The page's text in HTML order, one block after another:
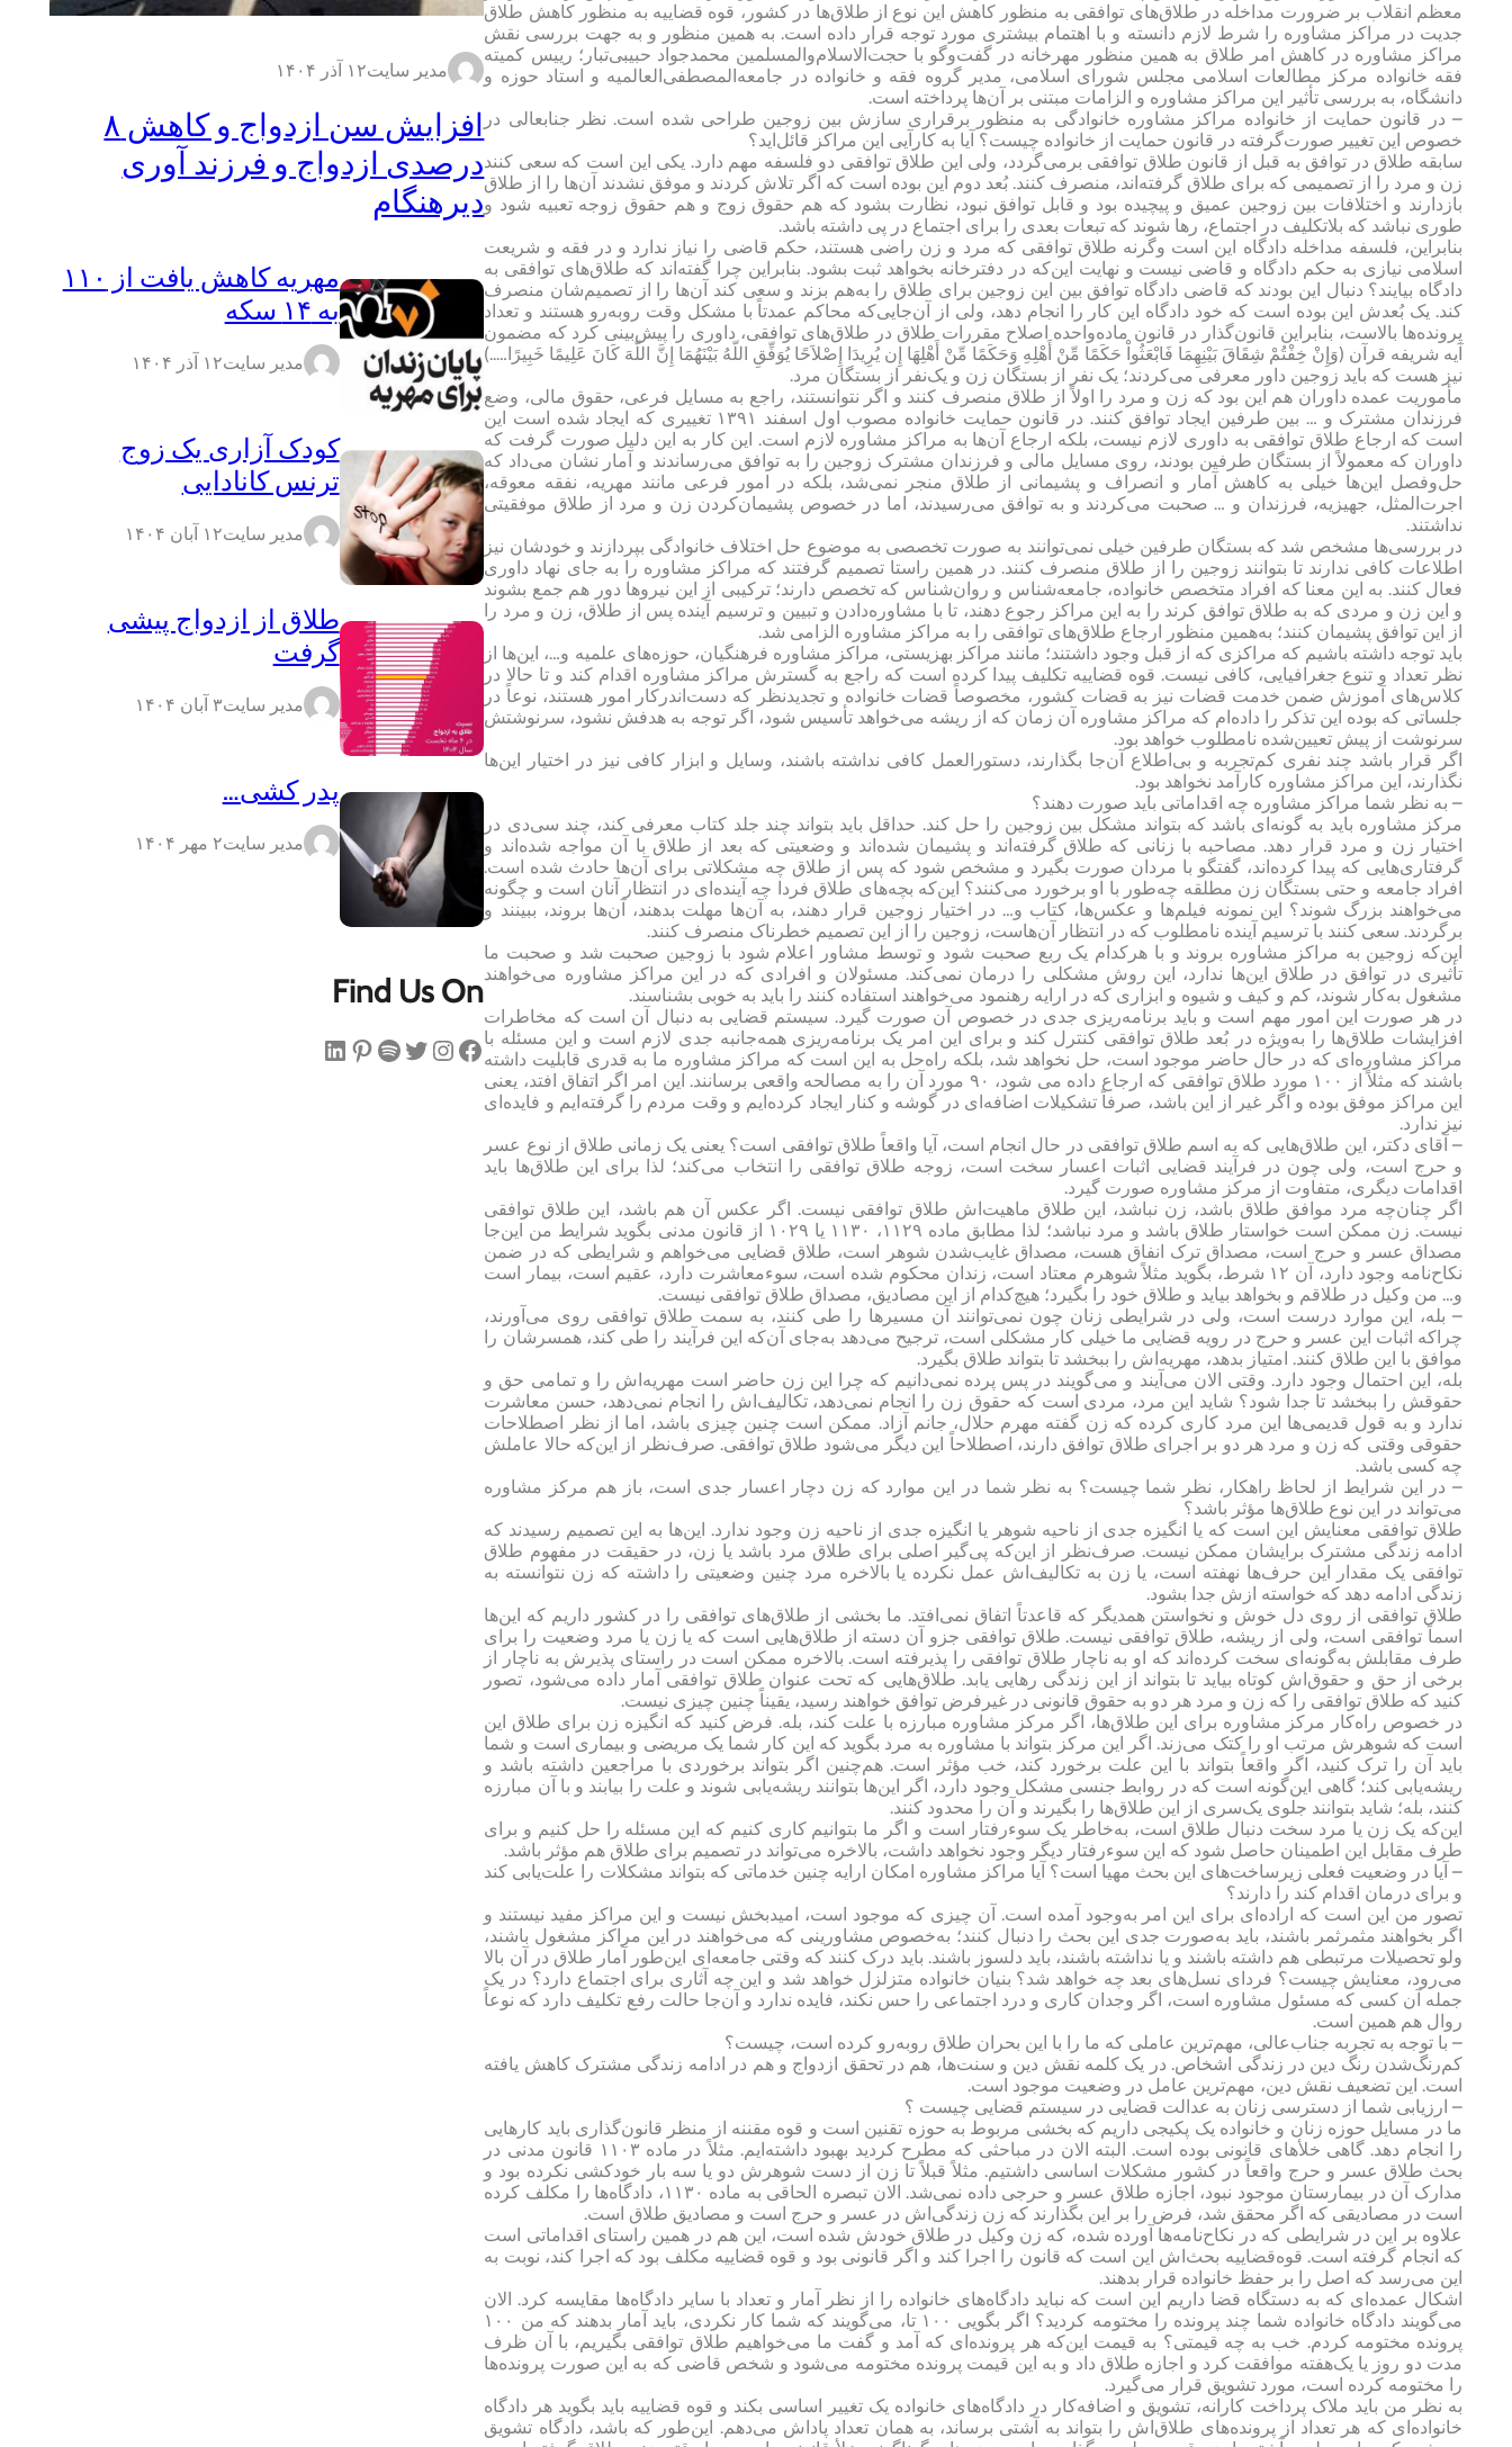
معظم انقلاب بر ضرورت مداخله در طلاق‌های توافقی به منظور کاهش این نوع از طلاق‌ها در کشور، قوه قضاییه به منظور کاهش طلاق
جدیت در مراکز مشاوره را شرط لازم دانسته و با اهتمام بیشتری مورد توجه قرار داده است. به همین منظور و به جهت بررسی نقش
مراکز مشاوره در کاهش امر طلاق به همین منظور مهرخانه در گفت‌وگو با حجت‌الاسلام‌والمسلمین محمدجواد حبیبی‌تبار؛ رییس کمیته
فقه خانواده مرکز مطالعات اسلامی مجلس شورای اسلامی، مدیر گروه فقه و خانواده در جامعه‌المصطفی‌العالمیه و استاد حوزه و
دانشگاه، به بررسی تأثیر این مراکز مشاوره و الزامات مبتنی بر آن‌ها پرداخته است.
– در قانون حمایت از خانواده مراکز مشاوره خانوادگی به منظور برقراری سازش بین زوجین طراحی شده است. نظر جنابعالی در
خصوص این تغییر صورت‌گرفته در قانون حمایت از خانواده چیست؟ آیا به کارآیی این مراکز قائل‌اید؟
سابقه طلاق در توافق به قبل از قانون طلاق توافقی برمی‌گردد، ولی این طلاق توافقی دو فلسفه مهم دارد. یکی این است که سعی کنند
زن و مرد را از تصمیمی که برای طلاق گرفته‌اند، منصرف کنند. بُعد دوم این بوده ‌است که اگر تلاش کردند و موفق نشدند آن‌ها را از طلاق
بازدارند و اختلافات بین زوجین عمیق و پیچیده بود و قابل توافق نبود، نظارت بشود که هم حقوق زوج و هم حقوق زوجه تعبیه شود و
طوری نباشد که بلاتکلیف در اجتماع، رها شوند که تبعات بعدی را برای اجتماع در پی داشته باشد.
بنابراین، فلسفه مداخله دادگاه این است وگرنه طلاق توافقی که مرد و زن راضی هستند، حکم قاضی را نیاز ندارد و در فقه و شریعت
اسلامی نیازی به حکم دادگاه و قاضی نیست و نهایت این‌که در دفترخانه بخواهد ثبت بشود. بنابراین چرا گفته‌اند که طلاق‌های توافقی به
دادگاه بیایند؟ دنبال این بودند که قاضی دادگاه توافق بین این زوجین برای طلاق را به‌هم بزند و سعی کند آن‌ها را از تصمیم‌شان منصرف
کند. یک بُعدش این بوده است که خود دادگاه این کار را انجام دهد، ولی از آن‌جایی‌که محاکم عمدتاً با مشکل وقت روبه‌رو هستند و تعداد
پرونده‌ها بالاست، بنابراین قانون‌گذار در قانون ماده‌واحده اصلاح مقررات طلاق در طلاق‌های توافقی، داوری را پیش‌بینی کرد که مضمون
آیه شریفه قرآن (وَإِنْ خِفْتُمْ شِقَاقَ بَيْنِهِمَا فَابْعَثُواْ حَكَمًا مِّنْ أَهْلِهِ وَحَكَمًا مِّنْ أَهْلِهَا إِن يُرِيدَا إِصْلاَحًا يُوَفِّقِ اللّهُ بَيْنَهُمَا إِنَّ اللّهَ كَانَ عَلِيمًا خَبِيرًا…..)
نیز هست که باید زوجین داور معرفی می‌کردند؛ یک نفر از بستگان زن و یک‌نفر از بستگان مرد.
مأموریت عمده داوران هم این بود که زن و مرد را اولاً از طلاق منصرف کنند و اگر نتوانستند، راجع به مسایل فرعی، حقوق مالی، وضع
فرزندان مشترک و … بین طرفین ایجاد توافق کنند. در قانون حمایت خانواده مصوب اول اسفند ۱۳۹۱ تغییری که ایجاد شده است این
است که ارجاع طلاق توافقی به داوری لازم نیست، بلکه ارجاع آن‌ها به مراکز مشاوره لازم است. این کار به این دلیل صورت گرفت که
داوران که معمولاً از بستگان طرفین بودند، روی مسایل مالی و فرزندان مشترک زوجین را به توافق می‌رساندند و آمار نشان می‌داد که
حل‌وفصل این‌ها خیلی به کاهش آمار و انصراف و پشیمانی از طلاق منجر نمی‌شد، بلکه در امور فرعی مانند مهریه، نفقه معوقه،
اجرت‌‌المثل، جهیزیه، فرزندان و … صحبت می‌کردند و به توافق می‌رسیدند، اما در خصوص پشیمان‌کردن زن و مرد از طلاق موفقیتی
نداشتند.
در بررسی‌ها مشخص شد که بستگان طرفین خیلی نمی‌توانند به صورت تخصصی به موضوع حل اختلاف خانوادگی بپردازند و خودشان نیز
اطلاعات کافی ندارند تا بتوانند زوجین را از طلاق منصرف کنند. در همین راستا تصمیم گرفتند که مراکز مشاوره را به جای نهاد داوری
فعال کنند. به این معنا که افراد متخصص خانواده، جامعه‌شناس و روان‌شناس که تخصص دارند؛ ترکیبی از این نیروها دور هم جمع بشوند
و این زن و مردی که به طلاق توافق کرند را به این مراکز رجوع دهند، تا با مشاوره‌دادن و تبیین و ترسیم آینده پس از طلاق، زن و مرد را
از این توافق پشیمان کنند؛ به‌همین منظور ارجاع طلاق‌های توافقی را به مراکز مشاوره الزامی شد.
باید توجه داشته باشیم که مراکزی که از قبل وجود داشتند؛ مانند مراکز بهزیستی، مراکز مشاوره فرهنگیان، حوزه‌های علمیه و…، این‌ها از
نظر تعداد و تنوع جغرافیایی، کافی نیست. قوه قضاییه تکلیف پیدا کرده است که راجع به گسترش مراکز مشاوره اقدام کند و تا حالا در
کلاس‌های آموزش ضمن خدمت قضات نیز به قضات کشور، مخصوصاً قضات خانواده و تجدیدنظر که دست‌اندرکار امور هستند، نوعاً در
جلساتی که بوده این تذکر را داده‌ام که مراکز مشاوره آن زمان که از ریشه می‌خواهد تأسیس شود، اگر توجه به هدفش نشود، سرنوشتش
سرنوشت از پیش‌ تعیین‌شده نامطلوب خواهد بود.
اگر قرار باشد چند نفری کم‌تجربه و بی‌اطلاع آن‌جا بگذارند، دستورالعمل کافی نداشته باشند، وسایل و ابزار کافی نیز در اختیار این‌ها
نگذارند، این مراکز مشاوره کارآمد نخواهد بود.
– به نظر شما مراکز مشاوره چه اقداماتی باید صورت دهند؟
مرکز مشاوره باید به گونه‌ای باشد که بتواند مشکل بین زوجین را حل کند. حداقل باید بتواند چند جلد کتاب معرفی کند، چند سی‌دی در
اختیار زن و مرد قرار دهد. مصاحبه با زنانی که طلاق گرفته‌اند و پشیمان شده‌اند و وضعیتی که بعد از طلاق با آن مواجه شده‌اند و
گرفتاری‌هایی که پیدا کرده‌اند، گفتگو با مردان صورت بگیرد و مشخص شود که پس از طلاق چه مشکلاتی برای آن‌ها حادث شده است.
افراد جامعه و حتی بستگان زن مطلقه چه‌طور با او برخورد می‌کنند؟ این‌که بچه‌های طلاق فردا چه آینده‌ای در انتظار آنان است و چگونه
می‌خواهند بزرگ شوند؟ این نمونه فیلم‌ها و عکس‌ها، کتاب و… در اختیار زوجین قرار دهند، به آن‌ها مهلت بدهند، آن‌ها بروند، ببینند و
برگردند. سعی کنند با ترسیم آینده نامطلوب که در انتظار آن‌هاست، زوجین را از این تصمیم خطرناک منصرف کنند.
این‌که زوجین به مراکز مشاوره بروند و با هرکدام یک ربع صحبت شود و توسط مشاور اعلام شود با زوجین صحبت شد و صحبت ما
تأثیری در توافق در طلاق این‌ها ندارد، این روش مشکلی را درمان نمی‌کند. مسئولان و افرادی که در این مراکز مشاوره می‌خواهند
مشغول به‌کار شوند، کم و کیف و شیوه و ابزاری که در ارایه رهنمود می‌خواهند استفاده کنند را باید به خوبی بشناسند.
در هر صورت این‌ امور مهم است و باید برنامه‌‌ریزی جدی در خصوص آن صورت گیرد. سیستم قضایی به دنبال آن است که مخاطرات
افزایشات طلاق‌ها را به‌ویژه در بُعد طلاق توافقی کنترل کند و برای این امر یک برنامه‌ریزی همه‌جانبه جدی لازم است و این مسئله با
مراکز مشاوره‌ای که در حال حاضر موجود است، حل نخواهد شد، بلکه راه‌حل به این است که مراکز مشاوره ما به قدری قابلیت داشته
باشند که مثلاً از ۱۰۰ مورد طلاق توافقی که ارجاع داده می شود، ۹۰ مورد آن را به مصالحه واقعی برسانند. این امر اگر اتفاق افتد، یعنی
این مراکز موفق بوده و اگر غیر از این باشد، صرفاً تشکیلات اضافه‌ای در گوشه و کنار ایجاد کرده‌ایم و وقت مردم را گرفته‌ایم و فایده‌ای
نیز ندارد.
– آقای دکتر، این طلاق‌هایی که به اسم طلاق توافقی در حال انجام است، آیا واقعاً طلاق توافقی است؟ یعنی یک زمانی طلاق از نوع عسر
و حرج است، ولی چون در فرآیند قضایی اثبات اعسار سخت است، زوجه طلاق توافقی را انتخاب می‌کند؛ لذا برای این طلاق‌ها باید
اقدامات دیگری، متفاوت از مرکز مشاوره صورت گیرد.
اگر چنان‌چه مرد موافق طلاق باشد، زن نباشد، این طلاق ماهیت‌اش طلاق توافقی نیست. اگر عکس آن هم باشد، این طلاق توافقی
نیست. زن ممکن است خواستار طلاق باشد و مرد نباشد؛ لذا مطابق ماده ۱۱۲۹، ۱۱۳۰ یا ۱۰۲۹ از قانون مدنی بگوید شرایط من این‌جا
مصداق عسر و حرج است، مصداق ترک انفاق هست، مصداق غایب‌شدن شوهر است، طلاق قضایی می‌خواهم و شرایطی که در ضمن
نکاح‌نامه وجود دارد، آن ۱۲ شرط، بگوید مثلاً شوهرم معتاد است، زندان محکوم شده است، سوءمعاشرت دارد، عقیم است، بیمار است
و… من وکیل در طلاقم و بخواهد بیاید و طلاق خود را بگیرد؛ هیچ‌کدام از این مصادیق، مصداق طلاق توافقی نیست.
– بله، این موارد درست است، ولی در شرایطی زنان چون نمی‌توانند آن مسیرها را طی کنند، به سمت طلاق توافقی روی می‌آورند،
چراکه اثبات این عسر و حرج در رویه‌ قضایی ما خیلی کار مشکلی است، ترجیح می‌دهد به‌جای آن‌که این فرآیند را طی کند، همسرشان را
موافق با این طلاق کنند. امتیاز بدهد، مهریه‌اش را ببخشد تا بتواند طلاق بگیرد.
بله، این احتمال وجود دارد. وقتی الان می‌آیند و می‌گویند در پس پرده نمی‌دانیم که چرا این زن حاضر است مهریه‌اش را و تمامی حق و
حقوقش را ببخشد تا جدا شود؟ شاید این مرد، مردی است که حقوق زن را انجام نمی‌دهد، تکالیف‌اش را انجام نمی‌دهد، حسن معاشرت
ندارد و به قول قدیمی‌ها این مرد کاری کرده که زن گفته مهرم حلال، جانم آزاد. ممکن است چنین چیزی باشد، اما از نظر اصطلاحات
حقوقی وقتی که زن و مرد هر دو بر اجرای طلاق توافق دارند، اصطلاحاً این دیگر می‌شود طلاق توافقی. صرف‌نظر از این‌که حالا عاملش
چه کسی باشد.
– در این شرایط از لحاظ راهکار، نظر شما چیست؟ به نظر شما در این موارد که زن دچار اعسار جدی است، باز هم مرکز مشاوره
می‌تواند در این نوع طلاق‌ها مؤثر باشد؟
طلاق توافقی معنایش این است که یا انگیزه جدی از ناحیه شوهر یا انگیزه جدی از ناحیه زن وجود ندارد. این‌ها به این تصمیم رسیدند که
ادامه زندگی مشترک برایشان ممکن نیست. صرف‌نظر از این‌که پی‌گیر اصلی برای طلاق مرد باشد یا زن، در حقیقت در مفهوم طلاق
توافقی یک مقدار این حرف‌ها نهفته است، یا زن به تکالیف‌اش عمل نکرده یا بالاخره مرد چنین وضعیتی را داشته که زن نتوانسته به
زندگی ادامه دهد که خواسته ازش جدا بشود.
طلاق توافقی از روی دل خوش و نخواستن همدیگر که قاعدتاً اتفاق نمی‌افتد. ما بخشی از طلاق‌های توافقی را در کشور داریم که این‌ها
اسماً توافقی است، ولی از ریشه، طلاق توافقی نیست. طلاق توافقی جزو آن دسته از طلاق‌هایی است که یا زن یا مرد وضعیت را برای
طرف مقابلش به‌گونه‌ای سخت کرده‌اند که او به ناچار طلاق توافقی را پذیرفته است. بالاخره ممکن است در راستای پذیرش به ناچار از
برخی از حق و حقوق‌اش کوتاه بیاید تا بتواند از این زندگی رهایی یابد. طلاق‌هایی که تحت عنوان طلاق توافقی آمار داده می‌شود، تصور
کنید که طلاق توافقی را که زن و مرد هر دو به حقوق قانونی در غیرفرض توافق خواهند رسید، یقیناً چنین چیزی نیست.
در خصوص راه‌کار مرکز مشاوره برای این طلاق‌ها، اگر مرکز مشاوره مبارزه با علت کند، بله. فرض کنید که انگیزه زن برای طلاق این
است که شوهرش مرتب او را کتک می‌زند. اگر این مرکز بتواند با مشاوره به مرد بگوید که این کار شما یک مریضی و بیماری است و شما
باید آن را ترک کنید، اگر واقعاً بتواند با این علت برخورد کند، خب مؤثر است. هم‌چنین اگر بتواند برخوردی با مراجعین داشته باشد و
ریشه‌یابی کند؛ گاهی این‌گونه است که در روابط جنسی مشکل وجود دارد، اگر این‌ها بتوانند ریشه‌یابی شوند و علت را بیابند و با آن مبارزه
کنند، بله؛ شاید بتوانند جلوی یک‌سری از این طلاق‌ها را بگیرند و آن را محدود کنند.
این‌که یک زن یا مرد سخت دنبال طلاق است، به‌خاطر یک سوءرفتار است و اگر ما بتوانیم کاری کنیم که این مسئله را حل کنیم و برای
طرف مقابل این اطمینان حاصل شود که این سوءرفتار دیگر وجود نخواهد داشت، بالاخره می‌تواند در تصمیم برای طلاق هم مؤثر باشد.
– آیا در وضعیت فعلی زیرساخت‌های این بحث مهیا است؟ آیا مراکز مشاوره امکان ارایه چنین خدماتی که بتواند مشکلات را علت‌یابی کند
و برای درمان اقدام کند را دارند؟
تصور من این است که اراده‌ای برای این امر به‌وجود آمده است. آن چیزی که موجود است، امیدبخش نیست و این مراکز مفید نیستند و
اگر بخواهند مثمرثمر باشند، باید به‌صورت جدی این بحث را دنبال کنند؛ به‌خصوص مشاورینی که می‌خواهند در این مراکز مشغول باشند،
ولو تحصیلات مرتبطی هم داشته باشند و یا نداشته باشند، باید دلسوز باشند. باید درک کنند که وقتی جامعه‌ای این‌طور آمار طلاق در آن بالا
می‌رود، معنایش چیست؟ فردای نسل‌های بعد چه خواهد شد؟ بنیان خانواده متزلزل خواهد شد و این چه آثاری برای اجتماع دارد؟ در یک
جمله آن کسی که مسئول مشاوره است، اگر وجدان کاری و درد اجتماعی را حس نکند، فایده ندارد و آن‌جا حالت رفع تکلیف دارد که نوعاً
روال هم همین است.
– با توجه به تجربه جناب‌عالی، مهم‌ترین عاملی که ما را با این بحران طلاق روبه‌رو کرده است، چیست؟
کم‌رنگ‌شدن رنگ دین در زندگی اشخاص. در یک کلمه نقش دین و سنت‌ها، هم در تحقق ازدواج و هم در ادامه زندگی مشترک کاهش یافته
است. این تضعیف نقش‌ دین، مهم‌ترین عامل در وضعیت موجود است.
– ارزیابی شما از دسترسی زنان به عدالت قضایی در سیستم قضایی چیست ؟
ما در مسایل حوزه زنان و خانواده یک پکیجی داریم که بخشی مربوط به حوزه تقنین است و قوه مقننه از منظر قانون‌گذاری باید کارهایی
را انجام دهد. گاهی خلأهای قانونی بوده است. البته الان در مباحثی که مطرح کردید بهبود داشته‌ایم. مثلاً در ماده ۱۱۰۳ قانون مدنی در
بحث طلاق عسر و حرج واقعاً در کشور مشکلات اساسی داشتیم. مثلاً قبلاً تا زن از دست شوهرش دو یا سه بار خودکشی نکرده بود و
مدارک آن در بیمارستان موجود نبود، اجازه طلاق عسر و حرجی داده نمی‌شد. الان تبصره الحاقی به ماده ۱۱۳۰، دادگاه‌ها را مکلف کرده
است در مصادیقی که اگر محقق شد، فرض را بر این بگذارند که زن زندگی‌اش در عسر و حرج است و مصادیق طلاق است.
علاوه بر این در شرایطی که در نکاح‌نامه‌ها آورده شده، که زن وکیل در طلاق خودش شده است، این هم در همین راستای اقداماتی است
که انجام گرفته است. قوه‌قضاییه بحث‌اش این است که قانون را اجرا کند و اگر قانونی بود و قوه قضاییه مکلف بود که اجرا کند، نوبت به
این می‌رسد که اصل را بر حفظ خانواده قرار بدهند.
اشکال عمده‌ای که به دستگاه قضا داریم این است که نباید دادگاه‌های خانواده را از نظر آمار و تعداد با سایر دادگاه‌ها مقایسه کرد. الان
می‌گویند دادگاه خانواده شما چند پرونده را مختومه کردید؟ اگر بگویی ۱۰۰ تا، می‌گویند که شما کار نکردی، باید آمار بدهند که من ۱۰۰
پرونده مختومه کردم. خب به چه قیمتی؟ به قیمت این‌که هر پرونده‌ای که آمد و گفت ما می‌خواهیم طلاق توافقی بگیریم، با آن ظرف
مدت دو روز یا یک‌هفته موافقت کرد و اجازه طلاق داد و به این قیمت پرونده مختومه می‌شود و شخص قاضی که به این صورت پرونده‌ها
را مختومه کرده است، مورد تشویق قرار می‌گیرد.
به نظر من باید ملاک پرداخت کارانه، تشویق و اضافه‌کار در دادگاه‌های خانواده یک تغییر اساسی بکند و قوه قضاییه باید بگوید هر دادگاه
خانواده‌ای که هر تعداد از پرونده‌های طلاق‌اش را بتواند به آشتی برساند، به همان تعداد پاداش می‌‌دهم. این‌طور که باشد، دادگاه تشویق
مدیر سایت۱۲ آذر ۱۴۰۴
افزایش سن ازدواج و کاهش ۸
درصدی ازدواج و فرزند آوری
دیرهنگام
مهریه کاهش یافت از ۱۱۰
به ۱۴ سکه
مدیر سایت۱۲ آذر ۱۴۰۴
کودک آزاری یک زوج
ترنس کانادایی
مدیر سایت۱۲ آبان ۱۴۰۴
طلاق از ازدواج پیشی
گرفت
مدیر سایت۳ آبان ۱۴۰۴
پدر کشی…
مدیر سایت۲ مهر ۱۴۰۴
Find Us On
فیس‌بوک اینستاگرم توییتر اسپاتیفای پینترست لینکداین